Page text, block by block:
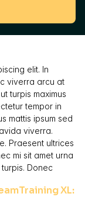
elit. In
viverra arcu at
turpis maximus
tempor in
mattis ipsum sed
viverra.
Praesent ultrices
mi sit amet urna
Donec
XL: